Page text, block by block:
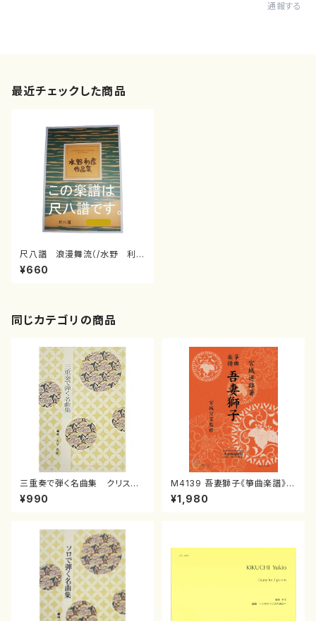
通報する
最近チェックした商品
尺八譜 浪漫舞流（/水野 利
彦/楽譜）
¥660
同じカテゴリの商品
三重奏で弾く名曲集 クリスマ
スメドレー( 箏2/大平光美 編
曲/楽譜）
¥990
M4139 吾妻獅子《箏曲楽譜》
（箏/宮城道雄著・宮城宗家監修/
箏曲古典楽譜）
¥1,980